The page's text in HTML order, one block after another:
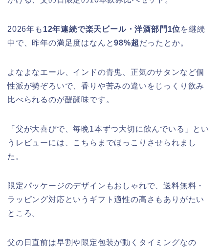
2026年も 12年連続で楽天ビール・洋酒部門1位を継続
中で、昨年の満足度はなんと98%超だったとか。
よなよなエール、インドの青鬼、正気のサタンなど個
性派が勢ぞろいで、香りや苦みの違いをじっくり飲み
比べられるのが醍醐味です。
「父が大喜びで、毎晩1本ずつ大切に飲んでいる」とい
うレビューには、こちらまでほっこりさせられまし
た。
限定パッケージのデザインもおしゃれで、送料無料・
ラッピング対応というギフト適性の高さもありがたい
ところ。
父の日直前は早割や限定包装が動くタイミングなの